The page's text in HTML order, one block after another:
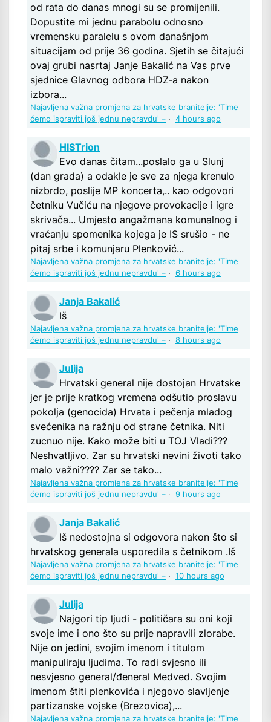
od rata do danas mnogi su se promijenili.
Dopustite mi jednu parabolu odnosno
vremensku paralelu s ovom današnjom
situacijam od prije 36 godina. Sjetih se čitajući
ovaj grubi nasrtaj Janje Bakalić na Vas prve
sjednice Glavnog odbora HDZ-a nakon
izbora...
Najavljena važna promjena za hrvatske branitelje: 'Time
ćemo ispraviti još jednu nepravdu' – · 4 hours ago
HISTrion
Evo danas čitam...poslalo ga u Slunj
(dan grada) a odakle je sve za njega krenulo
nizbrdo, poslije MP koncerta,.. kao odgovori
četniku Vučiću na njegove provokacije i igre
skrivača... Umjesto angažmana komunalnog i
vraćanju spomenika kojega je IS srušio - ne
pitaj srbe i komunjaru Plenković...
Najavljena važna promjena za hrvatske branitelje: 'Time
ćemo ispraviti još jednu nepravdu' – · 6 hours ago
Janja Bakalić
Iš
Najavljena važna promjena za hrvatske branitelje: 'Time
ćemo ispraviti još jednu nepravdu' – · 8 hours ago
Julija
Hrvatski general nije dostojan Hrvatske
jer je prije kratkog vremena odšutio proslavu
pokolja (genocida) Hrvata i pečenja mladog
svećenika na ražnju od strane četnika. Niti
zucnuo nije. Kako može biti u TOJ Vladi???
Neshvatljivo. Zar su hrvatski nevini životi tako
malo važni???? Zar se tako...
Najavljena važna promjena za hrvatske branitelje: 'Time
ćemo ispraviti još jednu nepravdu' – · 9 hours ago
Janja Bakalić
Iš nedostojna si odgovora nakon što si
hrvatskog generala usporedila s četnikom .Iš
Najavljena važna promjena za hrvatske branitelje: 'Time
ćemo ispraviti još jednu nepravdu' – · 10 hours ago
Julija
Najgori tip ljudi - političara su oni koji
svoje ime i ono što su prije napravili zlorabe.
Nije on jedini, svojim imenom i titulom
manipuliraju ljudima. To radi svjesno ili
nesvjesno general/đeneral Medved. Svojim
imenom štiti plenkovića i njegovo slavljenje
partizanske vojske (Brezovica),...
Najavljena važna promjena za hrvatske branitelje: 'Time